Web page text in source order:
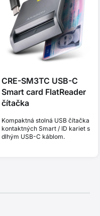
CRE-SM3TC USB-C
Smart card FlatReader
čítačka
Kompaktná stolná USB čítačka
kontaktných Smart / ID kariet s
dlhým USB-C káblom.